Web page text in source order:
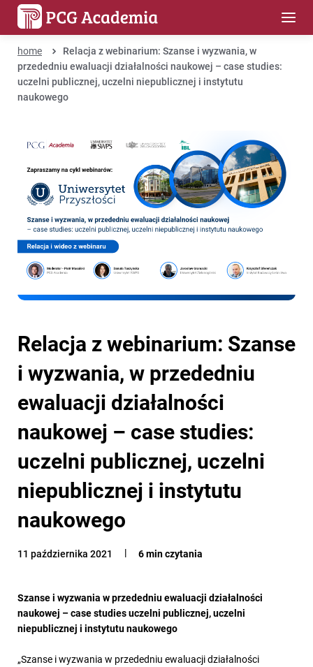
home
Relacja z webinarium: Szanse i wyzwania, w
przededniu ewaluacji działalności naukowej – case studies:
uczelni publicznej, uczelni niepublicznej i instytutu
naukowego
Relacja z webinarium: Szanse
i wyzwania, w przededniu
ewaluacji działalności
naukowej – case studies:
uczelni publicznej, uczelni
niepublicznej i instytutu
naukowego
11 października 2021 6 min czytania
Szanse i wyzwania w przededniu ewaluacji działalności
naukowej – case studies uczelni publicznej, uczelni
niepublicznej i instytutu naukowego
„Szanse i wyzwania w przededniu ewaluacji działalności